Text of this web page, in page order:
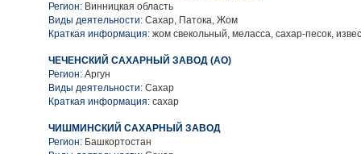
Регион: Винницкая область
Виды деятельности: Сахар, Патока, Жом
Краткая информация: жом свекольный, меласса, сахар-песок,
ЧЕЧЕНСКИЙ САХАРНЫЙ ЗАВОД (АО)
Регион: Аргун
Виды деятельности: Сахар
Краткая информация: сахар
ЧИШМИНСКИЙ САХАРНЫЙ ЗАВОД
Регион: Башкортостан